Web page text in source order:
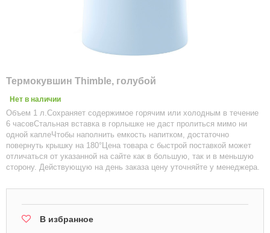
Термокувшин Thimble, голубой
Нет в наличии
Объем 1 л.Сохраняет содержимое горячим или холодным в течение
6 часовСтальная вставка в горлышке не даст пролиться мимо ни
одной каплеЧтобы наполнить емкость напитком, достаточно
повернуть крышку на 180°Цена товара с быстрой поставкой может
отличаться от указанной на сайте как в большую, так и в меньшую
сторону. Действующую на день заказа цену уточняйте у менеджера.
В избранное